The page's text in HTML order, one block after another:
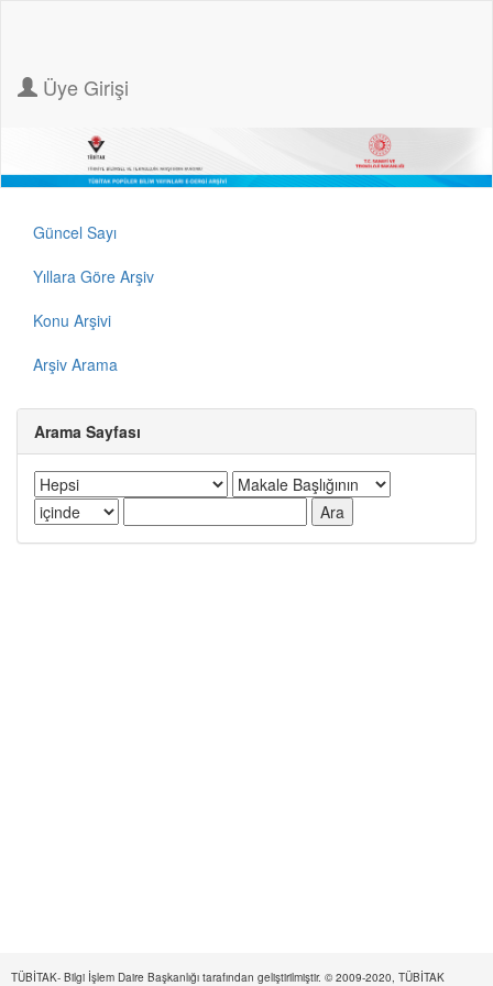
Üye Girişi
Güncel Sayı
Yıllara Göre Arşiv
Konu Arşivi
Arşiv Arama
Arama Sayfası
TÜBİTAK- Bilgi İşlem Daire Başkanlığı tarafından geliştirilmiştir. © 2009-2020, TÜBİTAK